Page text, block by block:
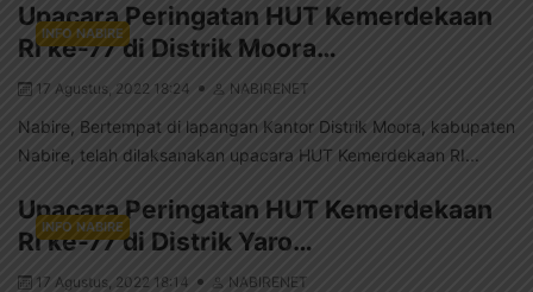
INFO NABIRE
Upacara Peringatan HUT Kemerdekaan
RI ke-77 di Distrik Moora…
17 Agustus, 2022 18:24 NABIRENET
Nabire, Bertempat di lapangan Kantor Distrik Moora, kabupaten
Nabire, telah dilaksanakan upacara HUT Kemerdekaan RI...
INFO NABIRE
Upacara Peringatan HUT Kemerdekaan
RI ke-77 di Distrik Yaro…
17 Agustus, 2022 18:14 NABIRENET